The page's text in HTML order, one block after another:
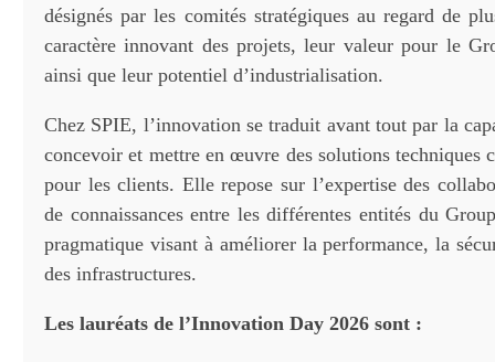
désignés par les comités stratégiques au regard de
caractère innovant des projets, leur valeur pour le
ainsi que leur potentiel d’industrialisation.
Chez SPIE, l’innovation se traduit avant tout par la
concevoir et mettre en œuvre des solutions techniques
pour les clients. Elle repose sur l’expertise des
de connaissances entre les différentes entités du
pragmatique visant à améliorer la performance, la
des infrastructures.
Les lauréats de l’Innovation Day 2026 sont :